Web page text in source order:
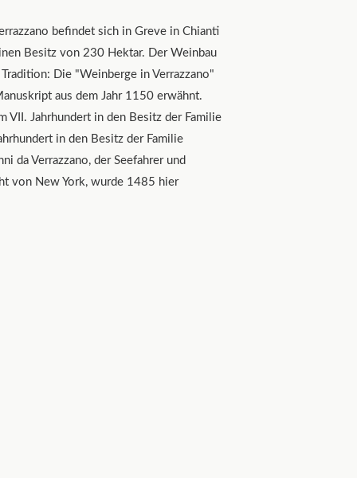
befindet sich in Greve in Chianti
Besitz von 230 Hektar. Der Weinbau
Die "Weinberge in Verrazzano"
aus dem Jahr 1150 erwähnt.
VII. Jahrhundert in den Besitz der Familie
in den Besitz der Familie
da Verrazzano, der Seefahrer und
von New York, wurde 1485 hier